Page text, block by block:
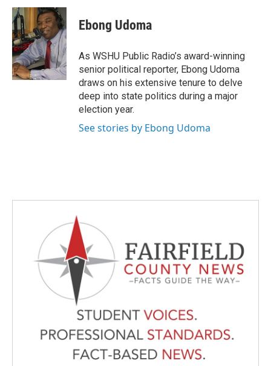
c
e
b
o
o
k
i
t
e
r
n
k
e
d
I
n
Ebong Udoma
As WSHU Public Radio’s award-winning
senior political reporter, Ebong Udoma
draws on his extensive tenure to delve
deep into state politics during a major
election year.
See stories by Ebong Udoma